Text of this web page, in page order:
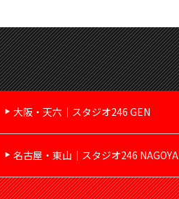
大阪・天六｜スタジオ246 GEN
名古屋・東山｜スタジオ246 NAGOYA